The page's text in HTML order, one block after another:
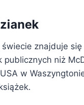
znajduje
niż
w